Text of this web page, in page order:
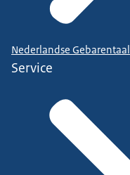
Nederlandse Gebarentaal
Service